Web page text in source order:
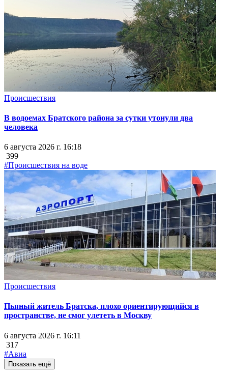
Происшествия
В водоемах Братского района за сутки утонули два
человека
6 августа 2026 г. 16:18
399
#Происшествия на воде
Происшествия
Пьяный житель Братска, плохо ориентирующийся в
пространстве, не смог улететь в Москву
6 августа 2026 г. 16:11
317
#Авиа
Показать ещё